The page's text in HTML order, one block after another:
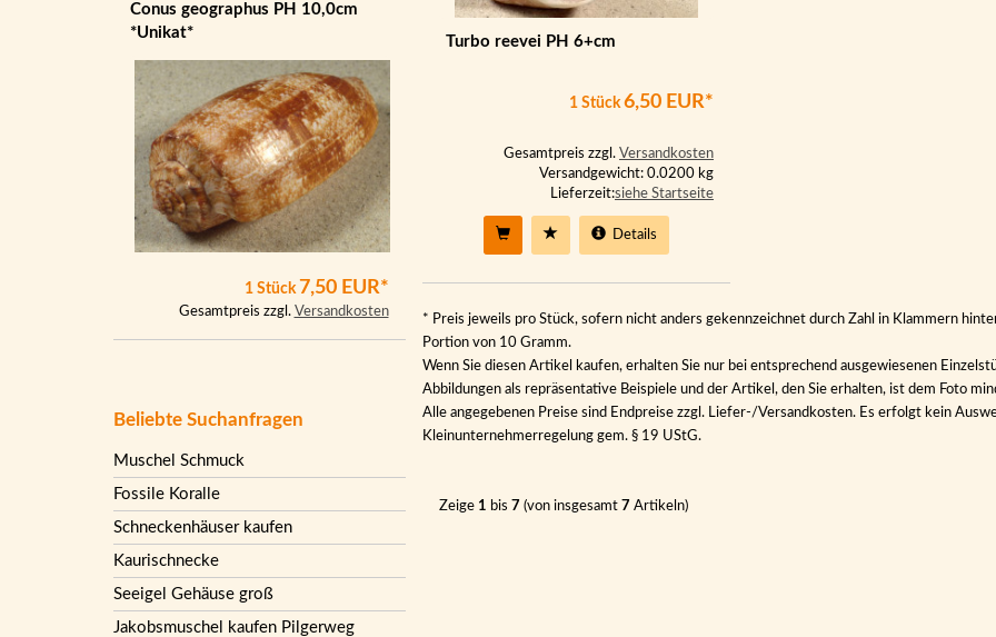
Conus geographus PH 10,0cm
*Unikat*
1 Stück 7,50 EUR*
Gesamtpreis zzgl. Versandkosten
Beliebte Suchanfragen
Muschel Schmuck
Fossile Koralle
Schneckenhäuser kaufen
Kaurischnecke
Seeigel Gehäuse groß
Jakobsmuschel kaufen Pilgerweg
Turbo reevei PH 6+cm
1 Stück6,50 EUR*
Gesamtpreis zzgl. Versandkosten
Versandgewicht: 0.0200 kg
Lieferzeit:siehe Startseite
Details
* Preis jeweils pro Stück, sofern nicht anders gekennzeichnet durch Zahl in Klammern
Portion von 10 Gramm.
Wenn Sie diesen Artikel kaufen, erhalten Sie nur bei entsprechend ausgewiesenen
Abbildungen als repräsentative Beispiele und der Artikel, den Sie erhalten, ist dem Foto
Alle angegebenen Preise sind Endpreise zzgl. Liefer-/Versandkosten. Es erfolgt kein
Kleinunternehmerregelung gem. § 19 UStG.
Zeige 1 bis 7 (von insgesamt 7 Artikeln)